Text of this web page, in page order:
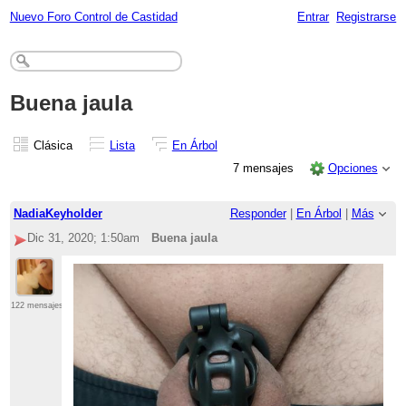
Nuevo Foro Control de Castidad Entrar Registrarse
Buena jaula
Clásica Lista
En Árbol
7 mensajes
Opciones
NadiaKeyholder Responder| En Árbol
Más
Dic 31, 2020; 1:50am
Buena jaula
122 mensajes